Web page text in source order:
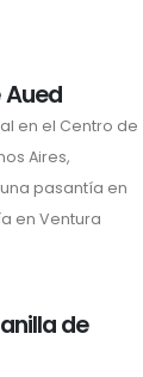
Aued
en el Centro de
Aires,
pasantía en
en Ventura
de